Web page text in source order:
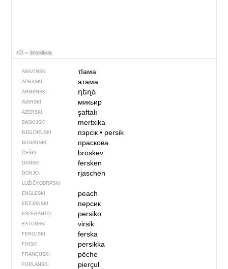
43 – breskva
ABAZINSKI тIама
APHASKI атама
ARMENSKI դեղձ
AVARSKI микьир
AZERSKI şaftalı
BASKIJSKI mertxika
BJELORUSKI пэрсік• persik
BUGARSKI праскова
ČEŠKI broskev
DANSKI fersken
DONJO­
LUŽIČKOSRPSKI
rjaschen
ENGLESKI peach
ERZJANSKI персик
ESPERANTO persiko
ESTONSKI virsik
FEROJSKI ferska
FINSKI persikka
FRANCUSKI pêche
FURLANSKI pierçul